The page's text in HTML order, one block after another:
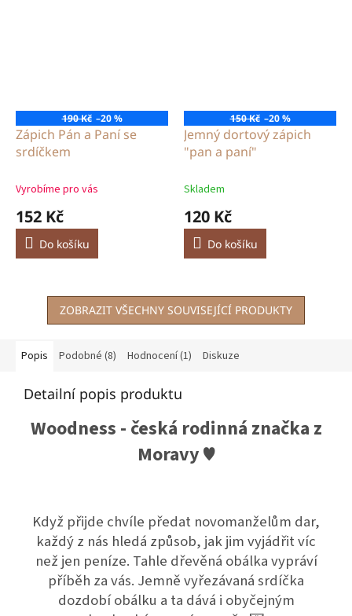
190 Kč –20 %
Zápich Pán a Paní se
srdíčkem
Vyrobíme pro vás
152 Kč
Do košíku
150 Kč –20 %
Jemný dortový zápich
"pan a paní"
Skladem
120 Kč
Do košíku
ZOBRAZIT VŠECHNY SOUVISEJÍCÍ PRODUKTY
Popis Podobné (8) Hodnocení (1) Diskuze
Detailní popis produktu
Woodness - česká rodinná značka z
Moravy ♥
Když přijde chvíle předat novomanželům dar,
každý z nás hledá způsob, jak jim vyjádřit víc
než jen peníze. Tahle dřevěná obálka vypráví
příběh za vás. Jemně vyřezávaná srdíčka
dozdobí obálku a ta dává i obyčejným